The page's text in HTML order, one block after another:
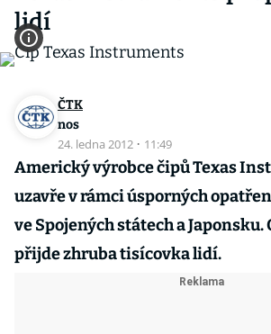
lidí
ČTK
nos
24. ledna 2012 · 11:49
Americký výrobce čipů Texas
uzavře v rámci úsporných
ve Spojených státech a Japonsku.
přijde zhruba tisícovka lidí.